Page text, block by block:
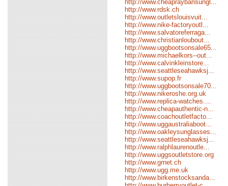
http://www.cheapraybansungl...
http://www.rdsk.ch
http://www.outletslouisvuit...
http://www.nike-factoryoutl...
http://www.salvatoreferraga...
http://www.christianloubout...
http://www.uggbootsonsale65...
http://www.michaelkors--out...
http://www.calvinkleinstore...
http://www.seattleseahawksj...
http://www.supop.fr
http://www.uggbootsonsale70...
http://www.nikeroshe.org.uk
http://www.replica-watches....
http://www.cheapauthentic-n...
http://www.coachoutletfacto...
http://www.uggaustraliaboot...
http://www.oakleysunglasses...
http://www.seattleseahawksj...
http://www.ralphlaurenoutle...
http://www.uggsoutletstore.org
http://www.grnet.ch
http://www.ugg.me.uk
http://www.birkenstocksanda...